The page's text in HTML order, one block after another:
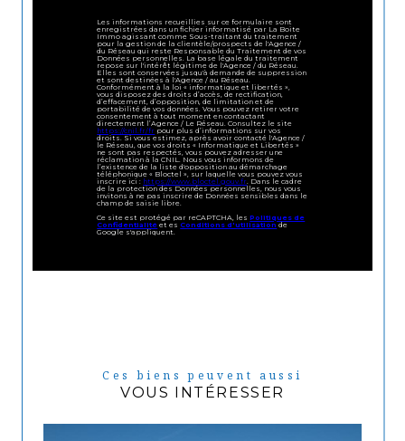
Les informations recueillies sur ce formulaire sont
enregistrées dans un fichier informatisé par La Boite
Immo agissant comme Sous-traitant du traitement
pour la gestion de la clientèle/prospects de l'Agence /
du Réseau qui reste Responsable du Traitement de vos
Données personnelles. La base légale du traitement
repose sur l'intérêt légitime de l'Agence / du Réseau.
Elles sont conservées jusqu'à demande de suppression
et sont destinées à l'Agence / au Réseau.
Conformément à la loi « informatique et libertés »,
vous disposez des droits d’accès, de rectification,
d’effacement, d’opposition, de limitation et de
portabilité de vos données. Vous pouvez retirer votre
consentement à tout moment en contactant
directement l’Agence / Le Réseau. Consultez le site
https://cnil.fr/fr pour plus d’informations sur vos
droits. Si vous estimez, après avoir contacté l'Agence /
le Réseau, que vos droits « Informatique et Libertés »
ne sont pas respectés, vous pouvez adresser une
réclamation à la CNIL. Nous vous informons de
l’existence de la liste d'opposition au démarchage
téléphonique « Bloctel », sur laquelle vous pouvez vous
inscrire ici : https://www.bloctel.gouv.fr . Dans le cadre
de la protection des Données personnelles, nous vous
invitons à ne pas inscrire de Données sensibles dans le
champ de saisie libre.
Ce site est protégé par reCAPTCHA, lesPolitiques de
Confidentialité et esConditions d'utilisationde
Google s'appliquent.
Ces biens peuvent aussi
VOUS INTÉRESSER